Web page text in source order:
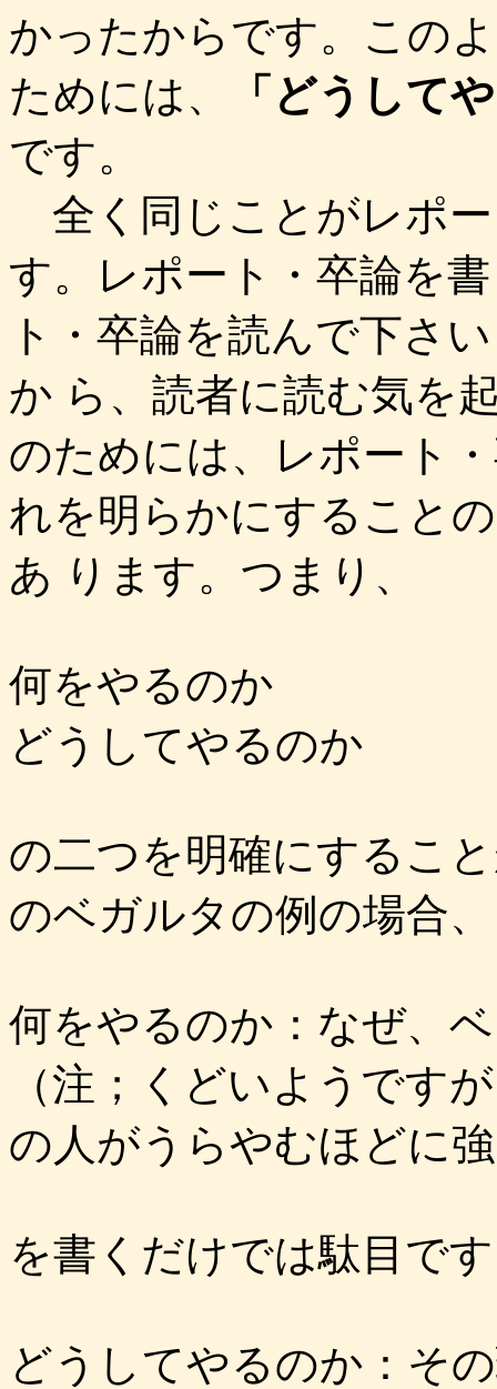
かったからです。この
ためには、
「どうして
です。
全く同じことがレポ
す。レポート・卒論を
ト・卒論を読んで下さ
か ら、読者に読む気を
のためには、レポート
れを明らかにすること
あ ります。つまり、
何をやるのか
どうしてやるのか
の二つを明確にするこ
のベガルタの例の場合、
何をやるのか：なぜ、
（注；くどいようです
の人がうらやむほどに
を書くだけでは駄目で
どうしてやるのか：そ